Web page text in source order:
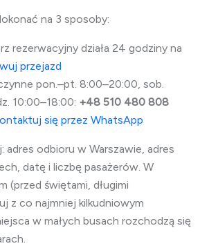
na 3 sposoby:
rezerwacyjny działa 24 godziny na
przejazd
pon.–pt. 8:00–20:00, sob.
10:00–18:00: +48 510 480 808
się przez WhatsApp
adres odbioru w Warszawie, adres
datę i liczbę pasażerów. W
(przed świętami, długimi
z co najmniej kilkudniowym
w małych busach rozchodzą się